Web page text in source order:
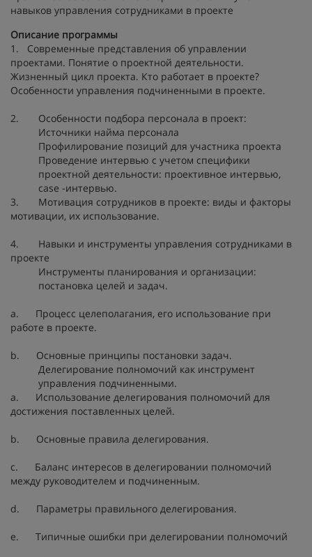
навыков управления сотрудниками в проекте
Описание программы
1. Современные представления об управлении
проектами. Понятие о проектной деятельности.
Жизненный цикл проекта. Кто работает в проекте?
Особенности управления подчиненными в проекте.
2. Особенности подбора персонала в проект:
Источники найма персонала
Профилирование позиций для участника проекта
Проведение интервью с учетом специфики
проектной деятельности: проективное интервью,
case -интервью.
3. Мотивация сотрудников в проекте: виды и факторы
мотивации, их использование.
4. Навыки и инструменты управления сотрудниками в
проекте
Инструменты планирования и организации:
постановка целей и задач.
a. Процесс целеполагания, его использование при
работе в проекте.
b. Основные принципы постановки задач.
Делегирование полномочий как инструмент
управления подчиненными.
a. Использование делегирования полномочий для
достижения поставленных целей.
b. Основные правила делегирования.
c. Баланс интересов в делегировании полномочий
между руководителем и подчиненным.
d. Параметры правильного делегирования.
e. Типичные ошибки при делегировании полномочий